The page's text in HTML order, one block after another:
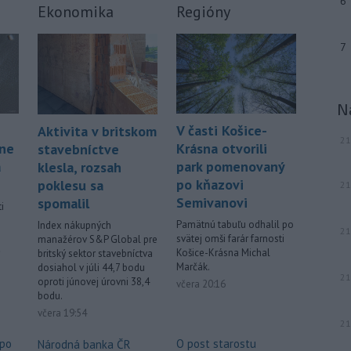
Ekonomika
Aktivita v britskom
stavebníctve
klesla, rozsah
poklesu sa
spomalil
Index nákupných
manažérov S&P Global pre
britský sektor stavebníctva
dosiahol v júli 44,7 bodu
oproti júnovej úrovni 38,4
bodu.
včera 19:54
Národná banka ČR
Regióny
V časti Košice-
Krásna otvorili
park pomenovaný
po kňazovi
Semivanovi
Pamätnú tabuľu odhalil po
svätej omši farár farnosti
Košice-Krásna Michal
Marčák.
včera 20:16
O post starostu
7